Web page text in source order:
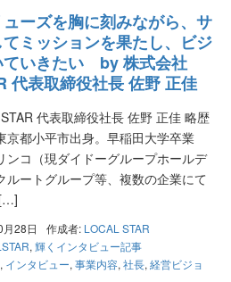
ューズを胸に刻みながら、サ
ミッションを果たし、ビジ
ていきたい by 株式会社
代表取締役社長 佐野 正佳
代表取締役社長 佐野 正佳 略歴
京都小平市出身。早稲田大学卒業
ンコ（現ダイドーグループホールデ
ルートグループ等、複数の企業にて
28日 作成者: LOCAL STAR
, 輝くインタビュー記事
, インタビュー, 事業内容, 社長, 経営ビジョ